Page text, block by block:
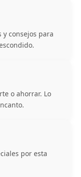
y consejos para
o ahorrar. Lo
por esta